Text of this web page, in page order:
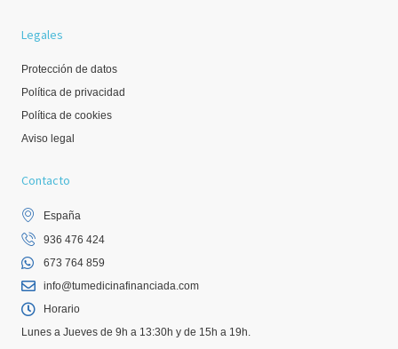
Legales
Protección de datos
Política de privacidad
Política de cookies
Aviso legal
Contacto
España
936 476 424
673 764 859
info@tumedicinafinanciada.com
Horario
Lunes a Jueves de 9h a 13:30h y de 15h a 19h.